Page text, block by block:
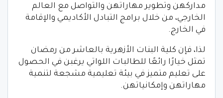
مداركهن وتطوير مهاراتهن والتواصل مع العالم
الخارجي، من خلال برامج التبادل الأكاديمي والإقامة
في الخارج.
لذا، فإن كلية البنات الأزهرية بالعاشر من رمضان
تمثل خيارًا رائعًا للطالبات اللواتي يرغبن في الحصول
على تعليم متميز في بيئة تعليمية مشجعة لتنمية
مهاراتهن وإمكانياتهن.